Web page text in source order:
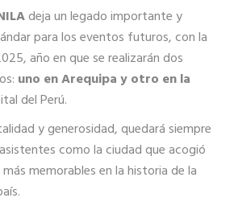
deja un legado importante y
para los eventos futuros, con la
año en que se realizarán dos
uno en Arequipa y otro en la
del Perú.
y generosidad, quedará siempre
como la ciudad que acogió
memorables en la historia de la